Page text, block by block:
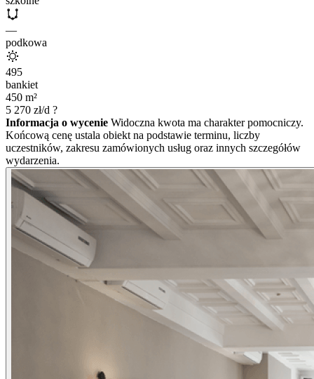
—
podkowa
495
bankiet
450 m²
5 270 zł/d ?
Informacja o wycenie Widoczna kwota ma charakter pomocniczy.
Końcową cenę ustala obiekt na podstawie terminu, liczby
uczestników, zakresu zamówionych usług oraz innych szczegółów
wydarzenia.